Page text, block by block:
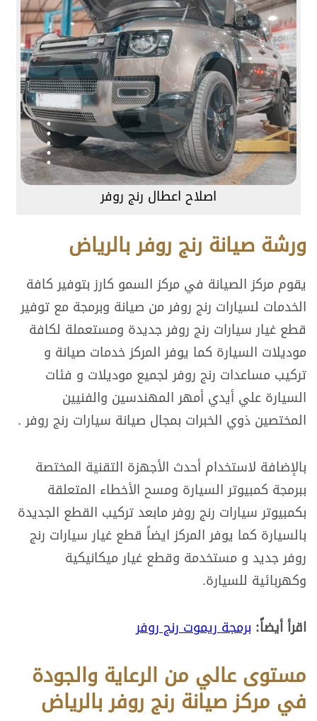
اصلاح اعطال رنج روفر
ورشة صيانة رنج روفر بالرياض
يقوم مركز الصيانة في مركز السمو كارز بتوفير كافة
الخدمات لسيارات رنج روفر من صيانة وبرمجة مع توفير
قطع غيار سيارات رنج روفر جديدة ومستعملة لكافة
موديلات السيارة كما يوفر المركز خدمات صيانة و
تركيب مساعدات رنج روفر لجميع موديلات و فئات
السيارة علي أيدي أمهر المهندسين والفنيين
المختصين ذوي الخبرات بمجال صيانة سيارات رنج روفر .
بالإضافة لاستخدام أحدث الأجهزة التقنية المختصة
ببرمجة كمبيوتر السيارة ومسح الأخطاء المتعلقة
بكمبيوتر سيارات رنج روفر مابعد تركيب القطع الجديدة
بالسيارة كما يوفر المركز ايضاً قطع غيار سيارات رنج
روفر جديد و مستخدمة وقطع غيار ميكانيكية
وكهربائية للسيارة.
اقرأ أيضاً: برمجة ريموت رنج روفر
مستوى عالي من الرعاية والجودة
في مركز صيانة رنج روفر بالرياض